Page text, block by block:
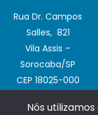
Rua Dr. Campos
Salles, 821
Vila Assis –
Sorocaba/SP
CEP 18025-000
Nós